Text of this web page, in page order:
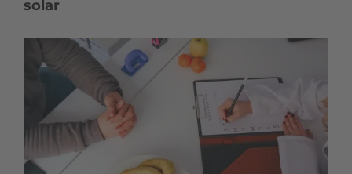
solar